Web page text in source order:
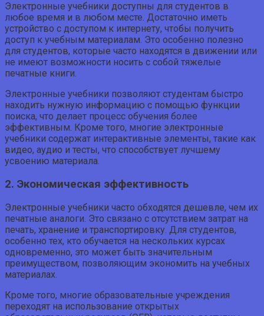
Электронные учебники доступны для студентов в
любое время и в любом месте. Достаточно иметь
устройство с доступом к интернету, чтобы получить
доступ к учебным материалам. Это особенно полезно
для студентов, которые часто находятся в движении или
не имеют возможности носить с собой тяжелые
печатные книги.
Электронные учебники позволяют студентам быстро
находить нужную информацию с помощью функции
поиска, что делает процесс обучения более
эффективным. Кроме того, многие электронные
учебники содержат интерактивные элементы, такие как
видео, аудио и тесты, что способствует лучшему
усвоению материала.
2. Экономическая эффективность
Электронные учебники часто обходятся дешевле, чем их
печатные аналоги. Это связано с отсутствием затрат на
печать, хранение и транспортировку. Для студентов,
особенно тех, кто обучается на нескольких курсах
одновременно, это может быть значительным
преимуществом, позволяющим экономить на учебных
материалах.
Кроме того, многие образовательные учреждения
переходят на использование открытых